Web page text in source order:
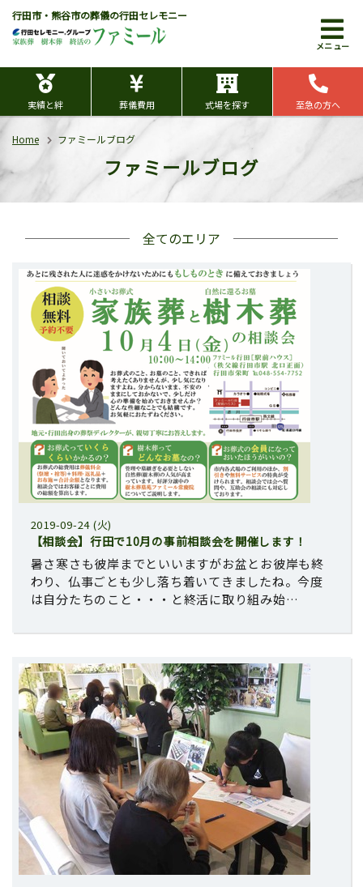
行田市・熊谷市の葬儀の行田セレモニー
メニュー
実績と絆 葬儀費用 式場を探す 至急の方へ
Home ファミールブログ
ファミールブログ
全てのエリア
2019-09-24 (火)
【相談会】行田で10月の事前相談会を開催します！
暑さ寒さも彼岸までといいますがお盆とお彼岸も終
わり、仏事ごとも少し落ち着いてきましたね。今度
は自分たちのこと・・・と終活に取り組み始…